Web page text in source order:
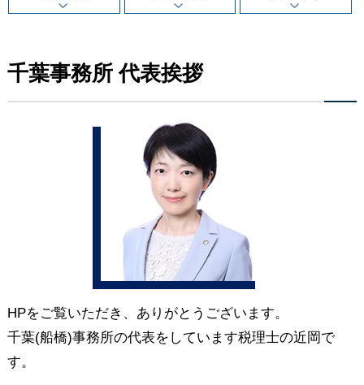
千葉事務所 代表挨拶
HPをご覧いただき、ありがとうございます。
千葉(船橋)事務所の代表をしています税理士の近岡で
す。